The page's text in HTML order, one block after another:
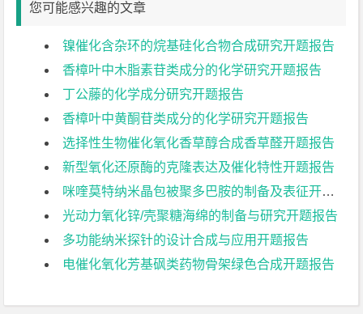
您可能感兴趣的文章
镍催化含杂环的烷基硅化合物合成研究开题报告
香樟叶中木脂素苷类成分的化学研究开题报告
丁公藤的化学成分研究开题报告
香樟叶中黄酮苷类成分的化学研究开题报告
选择性生物催化氧化香草醇合成香草醛开题报告
新型氧化还原酶的克隆表达及催化特性开题报告
咪喹莫特纳米晶包被聚多巴胺的制备及表征开题报告
光动力氧化锌/壳聚糖海绵的制备与研究开题报告
多功能纳米探针的设计合成与应用开题报告
电催化氧化芳基砜类药物骨架绿色合成开题报告